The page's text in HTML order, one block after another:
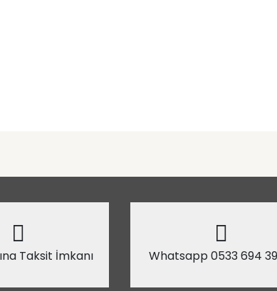
Taksit İmkanı Whatsapp 0533 694